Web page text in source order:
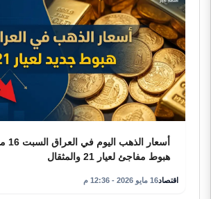
هبوط مفاجئ لعيار 21 والمثقال
اقتصاد16 مايو 2026 - 12:36 م